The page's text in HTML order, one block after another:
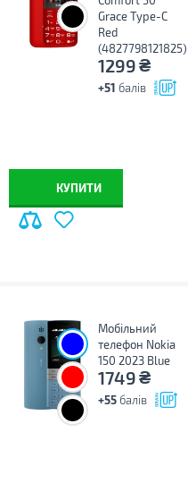
Grace Type-C
Red
(4827798121825)
1299₴
+51 балів
КУПИТИ
Мобільний
телефон Nokia
150 2023 Blue
1749₴
+55 балів